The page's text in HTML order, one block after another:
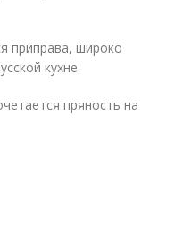
приправа, широко
кухне.
пряность на